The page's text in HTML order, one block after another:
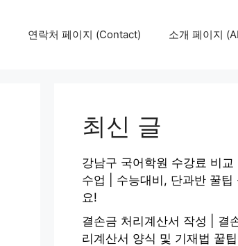
연락처 페이지 (Contact) 소개 페이지
최신 글
강남구 국어학원 수강료 비교
수업 | 수능대비, 단과반 꿀팁
요!
결손금 처리계산서 작성 | 결
리계산서 양식 및 기재법 꿀